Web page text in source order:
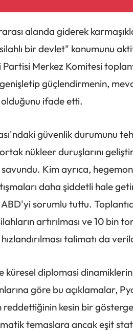
alanda giderek
bir devlet" konumunu
Merkez Komitesi
güçlendirmenin,
olduğunu ifade etti.
güvenlik durumunu
nükleer duruşlarını
Kim ayrıca,
daha şiddetli hale
sorumlu tuttu.
artırılması ve 10 bin
talimatı da
küresel diplomasi
göre bu açıklamalar,
kesin bir
temaslara ancak eşit